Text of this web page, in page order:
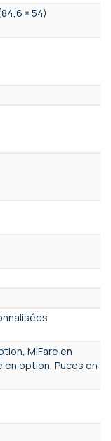
× 54)
MiFare en
option, Puces en